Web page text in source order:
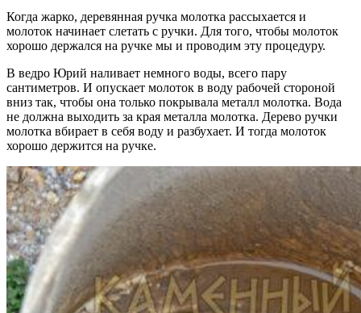
Когда жарко, деревянная ручка молотка рассыхается и
молоток начинает слетать с ручки. Для того, чтобы молоток
хорошо держался на ручке мы и проводим эту процедуру.
В ведро Юрий наливает немного воды, всего пару
сантиметров. И опускает молоток в воду рабочей стороной
вниз так, чтобы она только покрывала металл молотка. Вода
не должна выходить за края металла молотка. Дерево ручки
молотка вбирает в себя воду и разбухает. И тогда молоток
хорошо держится на ручке.